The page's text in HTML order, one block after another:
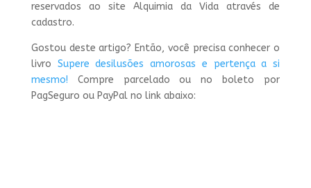
reservados ao site Alquimia da Vida através de
cadastro.
Gostou deste artigo? Então, você precisa conhecer o
livro Supere desilusões amorosas e pertença a si
mesmo! Compre parcelado ou no boleto por
PagSeguro ou PayPal no link abaixo: